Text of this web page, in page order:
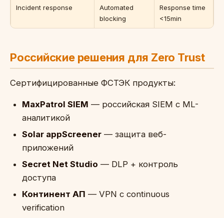
Incident response
Automated
blocking
Response time
<15min
Российские решения для Zero Trust
Сертифицированные ФСТЭК продукты:
MaxPatrol SIEM — российская SIEM с ML-
аналитикой
Solar appScreener — защита веб-
приложений
Secret Net Studio — DLP + контроль
доступа
Континент АП — VPN с continuous
verification